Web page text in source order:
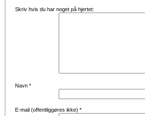
Skriv hvis du har noget på hjertet:
Navn *
E-mail (offentliggøres ikke) *